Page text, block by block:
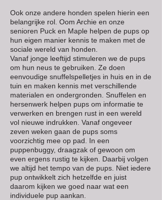
Ook onze andere honden spelen hierin een
belangrijke rol. Oom Archie en onze
senioren Puck en Maple helpen de pups op
hun eigen manier kennis te maken met de
sociale wereld van honden.
Vanaf jonge leeftijd stimuleren we de pups
om hun neus te gebruiken. Ze doen
eenvoudige snuffelspelletjes in huis en in de
tuin en maken kennis met verschillende
materialen en ondergronden. Snuffelen en
hersenwerk helpen pups om informatie te
verwerken en brengen rust in een wereld
vol nieuwe indrukken. Vanaf ongeveer
zeven weken gaan de pups soms
voorzichtig mee op pad. In een
puppenbuggy, draagzak of gewoon om
even ergens rustig te kijken. Daarbij volgen
we altijd het tempo van de pups. Niet iedere
pup ontwikkelt zich hetzelfde en juist
daarom kijken we goed naar wat een
individuele pup aankan.